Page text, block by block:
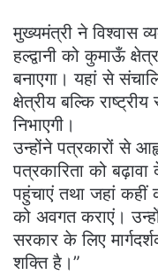
मुख्यमंत्री ने विश्वास
हल्द्वानी को कुमाऊँ
बनाएगा। यहां से
क्षेत्रीय बल्कि
निभाएगी।
उन्होंने पत्रकारों से
पत्रकारिता को
पहुंचाएं तथा जहां कहीं
को अवगत कराएं।
सरकार के लिए
शक्ति है।”